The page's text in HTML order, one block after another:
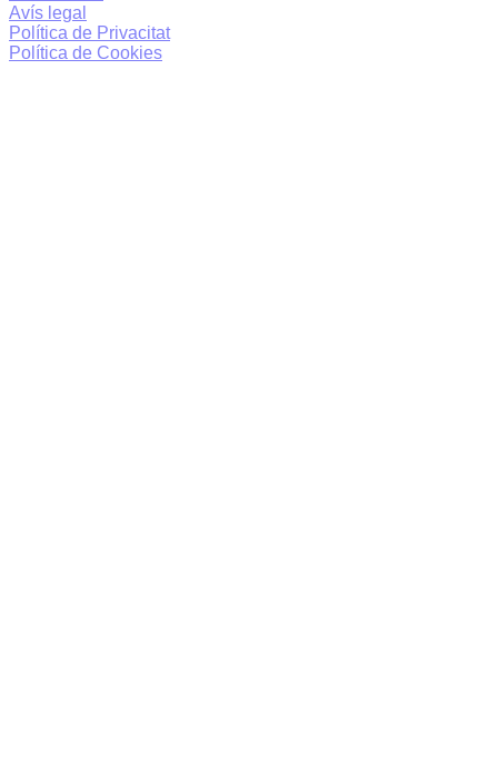
Avís legal
Política de Privacitat
Política de Cookies